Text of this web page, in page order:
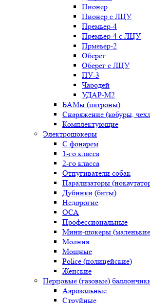
Пионер
Пионер с ЛЦУ
Премьер-4
Премьер-4 с ЛЦУ
Прмеьер-2
Оберег
Оберег с ЛЦУ
ПУ-3
Чародей
УДАР-М2
БАМы (патроны)
Снаряжение (кобуры,
Комплектующие
Электрошокеры
С фонарем
1-го класса
2-го класса
Отпугиватели собак
Парализаторы
Дубинки (биты)
Недорогие
ОСА
Профессиональные
Мини-шокеры
Молния
Мощные
Police (полицейские)
Женские
Перцовые (газовые)
Аэрозольные
Струйные